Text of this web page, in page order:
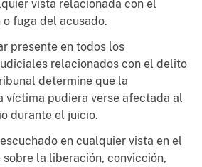
vista relacionada con el
fuga del acusado.
presente en todos los
relacionados con el delito
determine que la
víctima pudiera verse afectada al
durante el juicio.
en cualquier vista en el
la liberación, convicción,